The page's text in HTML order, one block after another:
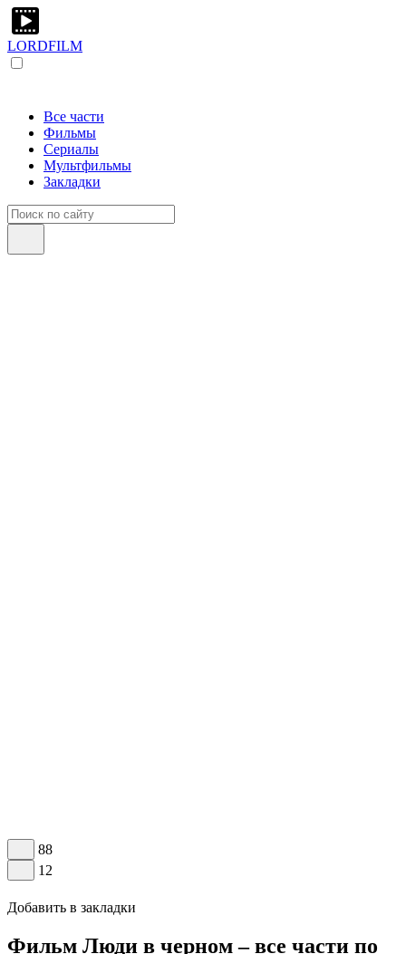
LORDFILM
Все части
Фильмы
Сериалы
Мультфильмы
Закладки
88
12
Добавить в закладки
Фильм Люди в черном – все части по